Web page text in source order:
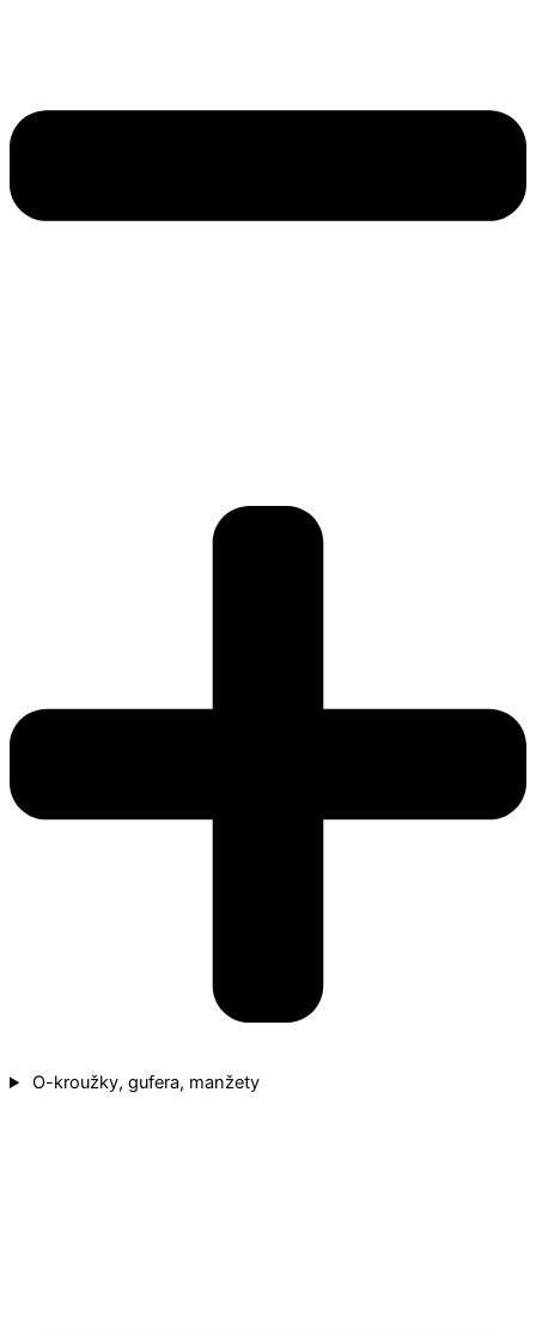
O-kroužky, gufera, manžety